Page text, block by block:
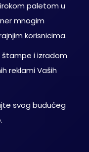
paletom u
mnogim
korisnicima.
i izradom
reklami Vaših
svog budućeg